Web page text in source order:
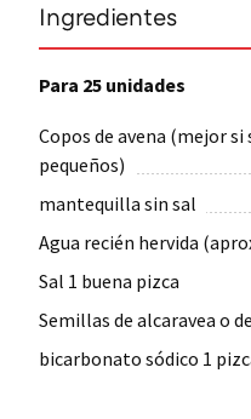
Ingredientes
Para 25 unidades
Copos de avena (mejor si
pequeños)
mantequilla sin sal
Agua recién hervida
Sal 1 buena pizca
Semillas de alcaravea o
bicarbonato sódico 1